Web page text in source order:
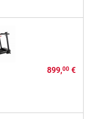
899,00€